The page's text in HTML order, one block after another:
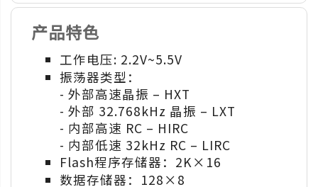
产品特色
工作电压: 2.2V~5.5V
振荡器类型：
- 外部高速晶振 – HXT
- 外部 32.768kHz 晶振 – LXT
- 内部高速 RC – HIRC
- 内部低速 32kHz RC – LIRC
Flash程序存储器：2K×16
数据存储器：128×8